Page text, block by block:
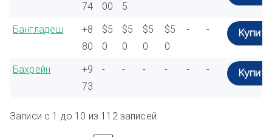
74
00
5
Бангладеш
+8
80
$5
0
$5
0
$5
0
$5
0
- - Купить
Бахрейн
+9
73
- - - - - - Купить
Записи с 1 до 10 из 112 записей